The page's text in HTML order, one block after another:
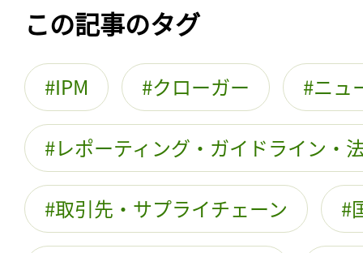
この記事のタグ
IPM クローガー ニュ
レポーティング・ガイドライン・
取引先・サプライチェーン